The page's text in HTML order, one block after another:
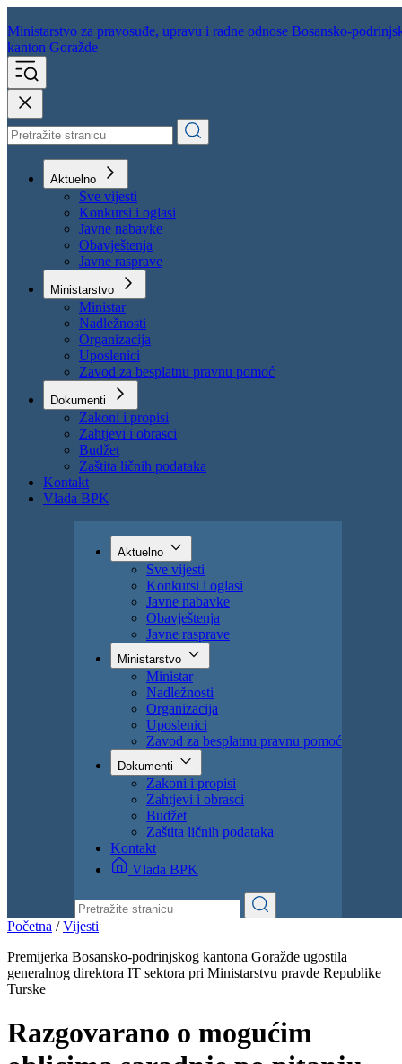
Ministarstvo za pravosuđe,
kanton Goražde
Aktuelno
Sve vijesti
Konkursi i oglasi
Javne nabavke
Obavještenja
Javne rasprave
Ministarstvo
Ministar
Nadležnosti
Organizacija
Uposlenici
Zavod za besplatnu pravnu pomoć
Dokumenti
Zakoni i propisi
Zahtjevi i obrasci
Budžet
Vlada BPK
Aktuelno
Sve vijesti
Konkursi i oglasi
Javne nabavke
Obavještenja
Javne rasprave
Ministarstvo
Ministar
Nadležnosti
Organizacija
Uposlenici
Zavod za besplatnu pravnu pomoć
Dokumenti
Zakoni i propisi
Zahtjevi i obrasci
Budžet
Zaštita ličnih podataka
Kontakt
Vlada BPK
Početna/Vijesti
generalnog direktora IT sektora pri Ministarstvu pravde Republike
Turske